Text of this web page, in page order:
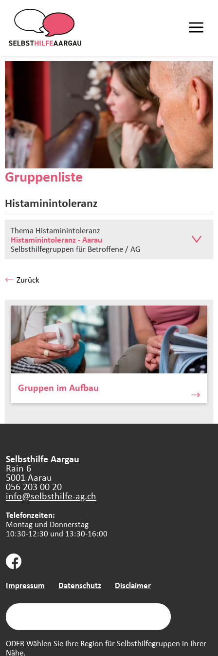
Gruppenliste
Histaminintoleranz
Thema Histaminintoleranz
Histaminintoleranz - Aarau
Selbsthilfegruppen für Betroffene / AG
Zurück
Gruppen im Aufbau
Selbsthilfe Aargau
Rain 6
5001 Aarau
056 203 00 20
info@selbsthilfe-ag.ch
Telefonzeiten:
Montag und Donnerstag
10:30-12:30 und 13:30-16:00
Impressum Datenschutz Disclaimer
ODER Wählen Sie Ihre Region für Selbsthilfegruppen in Ihrer
Nähe.